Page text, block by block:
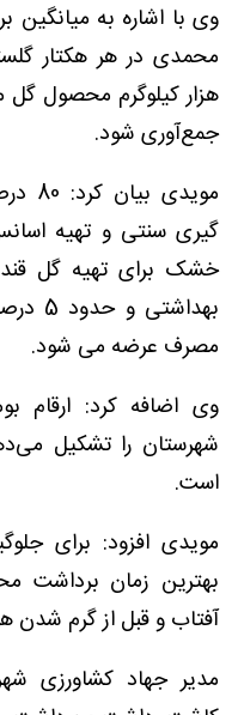
هزار کیلوگرم محصول گل
جمع‌آوری شود.
خشک برای تهیه گل
مصرف عرضه می شود.
است.
مویدی افزود: برای
بهترین زمان برداشت
آفتاب و قبل از گرم شدن
مدیر جهاد کشاورزی